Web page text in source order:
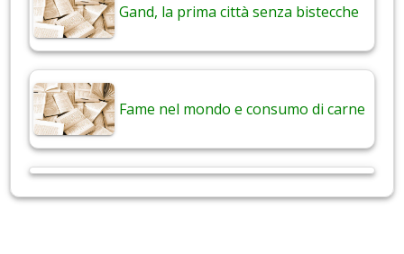
Gand, la prima città senza bistecche
Fame nel mondo e consumo di carne